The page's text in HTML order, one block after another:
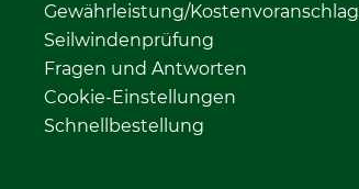
Gewährleistung/Kostenvoranschlag
Seilwindenprüfung
Fragen und Antworten
Cookie-Einstellungen
Schnellbestellung